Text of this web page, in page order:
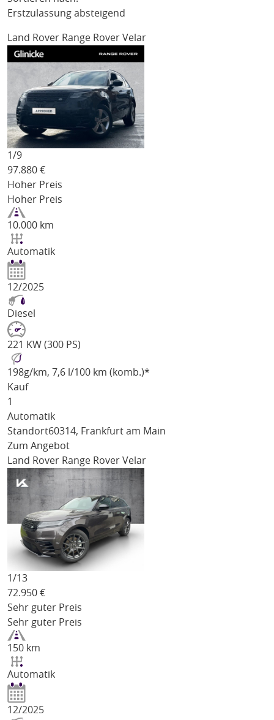
Erstzulassung absteigend
Land Rover Range Rover Velar
1/9
97.880 €
Hoher Preis
Hoher Preis
10.000 km
Automatik
12/2025
Diesel
221 KW (300 PS)
198g/km, 7,6 l/100 km (komb.)*
Kauf
1
Automatik
Standort60314, Frankfurt am Main
Zum Angebot
Land Rover Range Rover Velar
1/13
72.950 €
Sehr guter Preis
Sehr guter Preis
150 km
Automatik
12/2025